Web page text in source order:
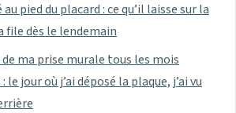
pied du placard : ce qu’il laisse sur la
dès le lendemain
de ma prise murale tous les mois
le jour où j’ai déposé la plaque, j’ai vu